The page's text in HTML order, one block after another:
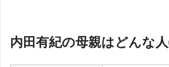
内田有紀の母親はどんな人